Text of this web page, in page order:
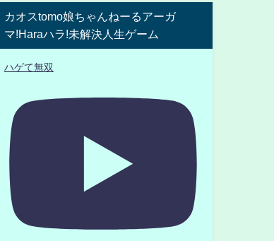
カオスtomo娘ちゃんねーるアーガ
マ!Haraハラ!未解決人生ゲーム
ハゲて無双